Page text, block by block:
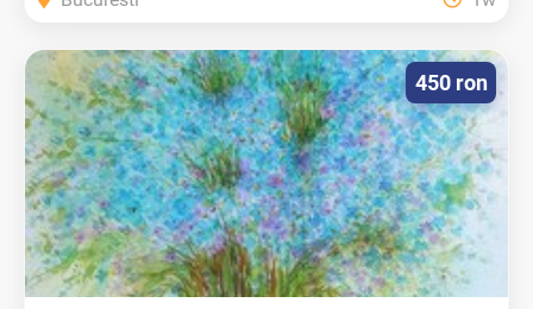
450 ron